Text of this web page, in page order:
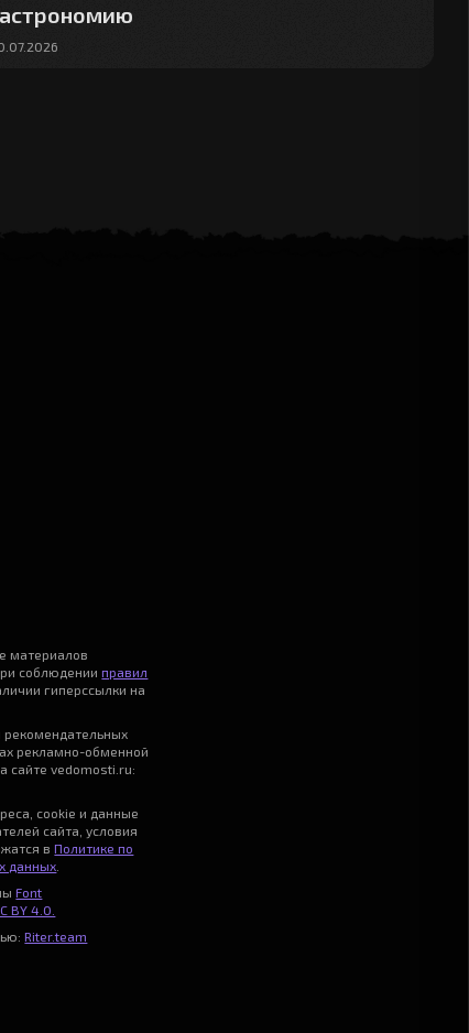
материалов
соблюденииправил
гиперссылки на
рекламно-обменной
сайте vedomosti.ru:
cookie и данные
сайта, условия
вПолитике по
данных
Font
BY 4.0.
Riter.team